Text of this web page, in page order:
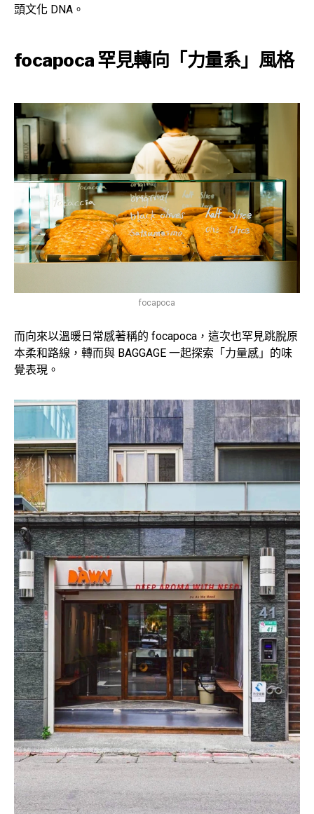
頭文化 DNA。
focapoca 罕見轉向「力量系」風格
focapoca
而向來以溫暖日常感著稱的 focapoca，這次也罕見跳脫原
本柔和路線，轉而與 BAGGAGE 一起探索「力量感」的味
覺表現。